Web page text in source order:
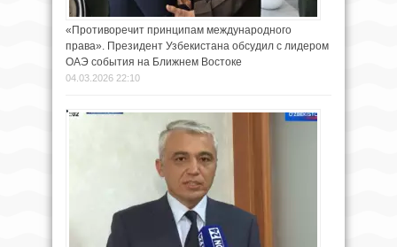
«Противоречит принципам международного
права». Президент Узбекистана обсудил с лидером
ОАЭ события на Ближнем Востоке
04.03.2026 22:10